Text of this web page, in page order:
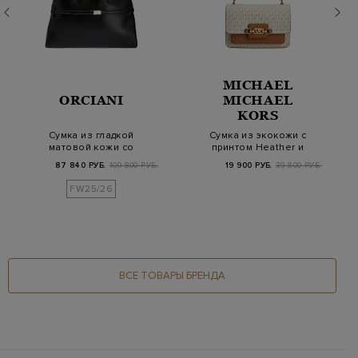
ORCIANI
Сумка из гладкой
матовой кожи со
съемным ремешком
87 840 РУБ. 109 800 РУБ.
FW25/26
MICHAEL
MICHAEL
KORS
Сумка из экокожи с
принтом Heather и
ремешком-цепочкой
19 900 РУБ. 39 800 РУБ.
ВСЕ ТОВАРЫ БРЕНДА